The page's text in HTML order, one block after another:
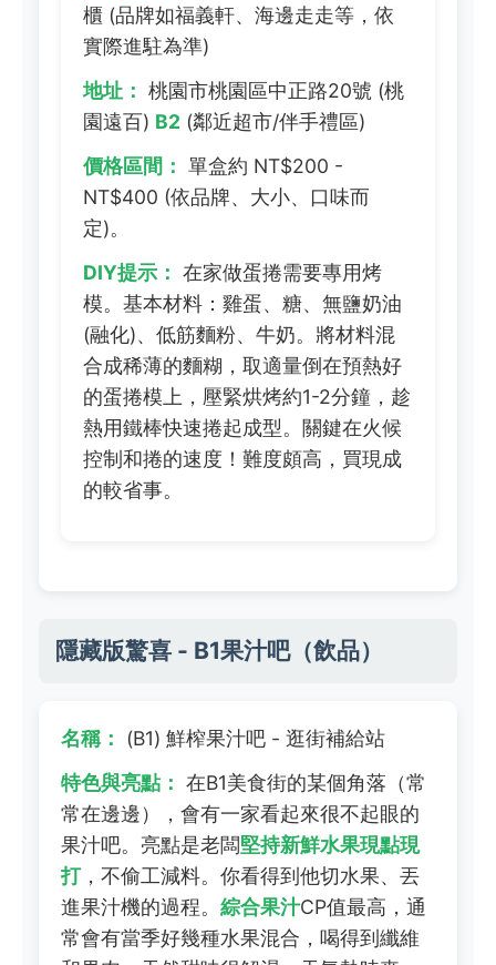
櫃 (品牌如福義軒、海邊走走等，依
實際進駐為準)
地址： 桃園市桃園區中正路20號 (桃
園遠百) B2 (鄰近超市/伴手禮區)
價格區間： 單盒約 NT$200 -
NT$400 (依品牌、大小、口味而
定)。
DIY提示： 在家做蛋捲需要專用烤
模。基本材料：雞蛋、糖、無鹽奶油
(融化)、低筋麵粉、牛奶。將材料混
合成稀薄的麵糊，取適量倒在預熱好
的蛋捲模上，壓緊烘烤約1-2分鐘，趁
熱用鐵棒快速捲起成型。關鍵在火候
控制和捲的速度！難度頗高，買現成
的較省事。
隱藏版驚喜 - B1果汁吧（飲品）
名稱：
(B1) 鮮榨果汁吧 - 逛街補給站
特色與亮點： 在B1美食街的某個角落（常
常在邊邊），會有一家看起來很不起眼的
果汁吧。亮點是老闆堅持新鮮水果現點現
打，不偷工減料。你看得到他切水果、丟
進果汁機的過程。 綜合果汁CP值最高，通
常會有當季好幾種水果混合，喝得到纖維